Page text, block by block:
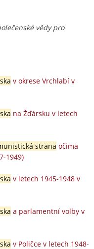
vědy pro
v okrese Vrchlabí v
na Žďársku v letech
strana očima
1949)
v letech 1945-1948 v
a parlamentní volby v
v Poličce v letech 1948-